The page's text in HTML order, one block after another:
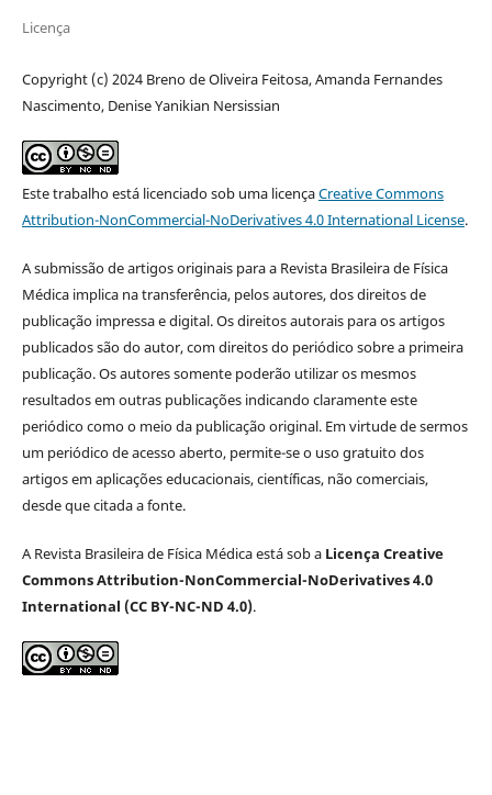
Licença
Copyright (c) 2024 Breno de Oliveira Feitosa, Amanda Fernandes
Nascimento, Denise Yanikian Nersissian
Este trabalho está licenciado sob uma licençaCreative Commons
Attribution-NonCommercial-NoDerivatives 4.0 International License.
A submissão de artigos originais para a Revista Brasileira de Física
Médica implica na transferência, pelos autores, dos direitos de
publicação impressa e digital. Os direitos autorais para os artigos
publicados são do autor, com direitos do periódico sobre a primeira
publicação. Os autores somente poderão utilizar os mesmos
resultados em outras publicações indicando claramente este
periódico como o meio da publicação original. Em virtude de sermos
um periódico de acesso aberto, permite-se o uso gratuito dos
artigos em aplicações educacionais, científicas, não comerciais,
desde que citada a fonte.
A Revista Brasileira de Física Médica está sob a Licença Creative
Commons Attribution-NonCommercial-NoDerivatives 4.0
International (CC BY-NC-ND 4.0).